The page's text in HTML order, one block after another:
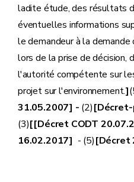
ladite étude, des résultats
éventuelles informations
le demandeur à la
lors de la prise de décision,
l'autorité compétente sur
projet sur l'environnement.]
31.05.2007] - (2)[Décret-
(3)[[Décret CODT
16.02.2017] - (5)[Décret